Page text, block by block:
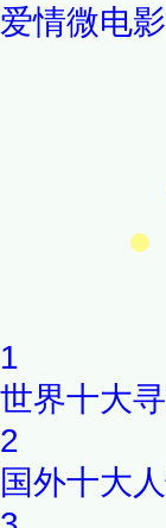
爱情微电
1
世界十大
2
国外十大